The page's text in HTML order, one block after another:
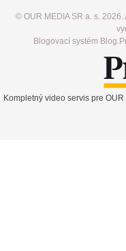
© OUR MEDIA SR a. s.
Blogovací systém
Kompletný video servis pre